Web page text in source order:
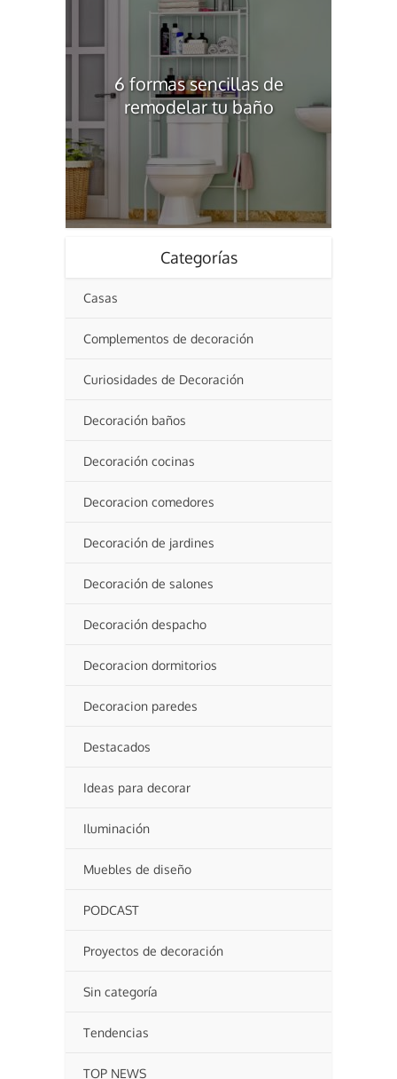
6 formas sencillas de
remodelar tu baño
Categorías
Casas
Complementos de decoración
Curiosidades de Decoración
Decoración baños
Decoración cocinas
Decoracion comedores
Decoración de jardines
Decoración de salones
Decoración despacho
Decoracion dormitorios
Decoracion paredes
Destacados
Ideas para decorar
Iluminación
Muebles de diseño
PODCAST
Proyectos de decoración
Sin categoría
Tendencias
TOP NEWS